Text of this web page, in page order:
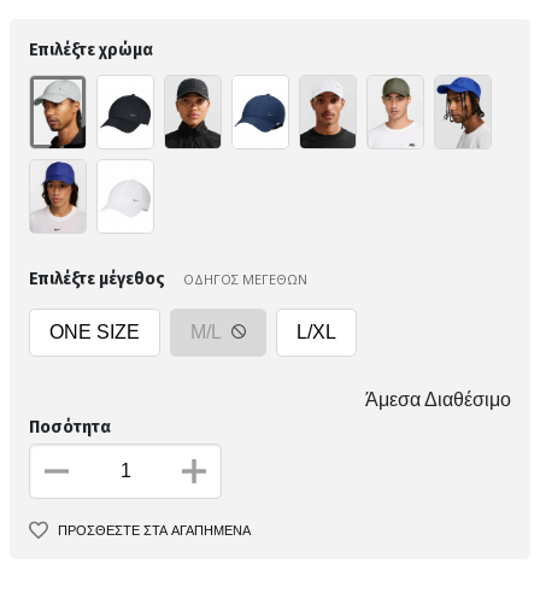
Επιλέξτε χρώμα
Επιλέξτε μέγεθος ΟΔΗΓΟΣ ΜΕΓΕΘΩΝ
ONE SIZE M/L L/XL
Άμεσα Διαθέσιμο
Ποσότητα
ΠΡΟΣΘΕΣΤΕ ΣΤΑ ΑΓΑΠΗΜΕΝΑ